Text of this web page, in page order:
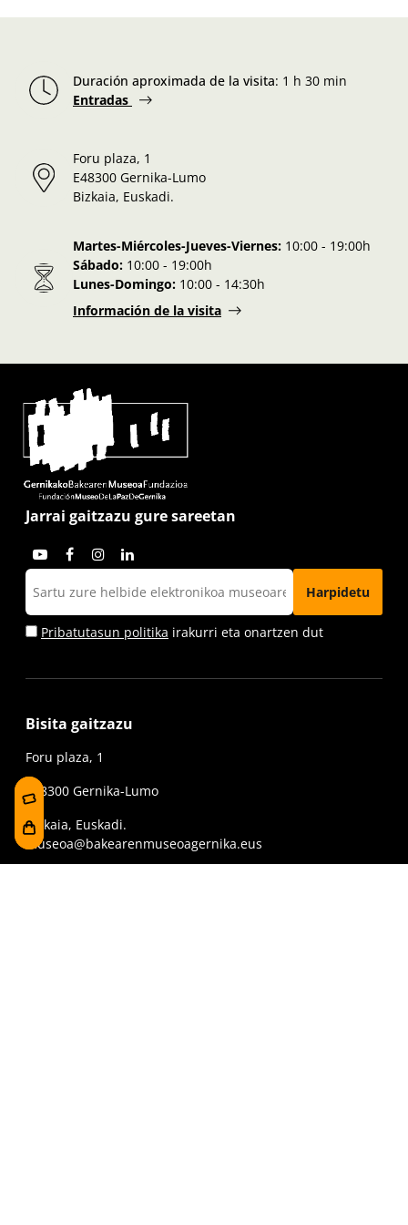
Duración aproximada de la visita: 1 h 30 min
Entradas
Foru plaza, 1
E48300 Gernika-Lumo
Bizkaia, Euskadi.
Martes-Miércoles-Jueves-Viernes: 10:00 - 19:00h
Sábado: 10:00 - 19:00h
Lunes-Domingo: 10:00 - 14:30h
Información de la visita
Jarrai gaitzazu gure sareetan
Pribatutasun politika irakurri eta onartzen dut
Bisita gaitzazu
Foru plaza, 1
E48300 Gernika-Lumo
Bizkaia, Euskadi.
museoa@bakearenmuseoagernika.eus